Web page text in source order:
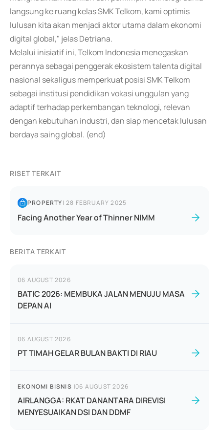
langsung ke ruang kelas SMK Telkom, kami optimis
lulusan kita akan menjadi aktor utama dalam ekonomi
digital global," jelas Detriana.
Melalui inisiatif ini, Telkom Indonesia menegaskan
perannya sebagai penggerak ekosistem talenta digital
nasional sekaligus memperkuat posisi SMK Telkom
sebagai institusi pendidikan vokasi unggulan yang
adaptif terhadap perkembangan teknologi, relevan
dengan kebutuhan industri, dan siap mencetak lulusan
berdaya saing global. (end)
RISET TERKAIT
PROPERTY|28 FEBRUARY 2025
Facing Another Year of Thinner NIMM
BERITA TERKAIT
06 AUGUST 2026
BATIC 2026: MEMBUKA JALAN MENUJU MASA
DEPAN AI
06 AUGUST 2026
PT TIMAH GELAR BULAN BAKTI DI RIAU
EKONOMI BISNIS |06 AUGUST 2026
AIRLANGGA: RKAT DANANTARA DIREVISI
MENYESUAIKAN DSI DAN DDMF